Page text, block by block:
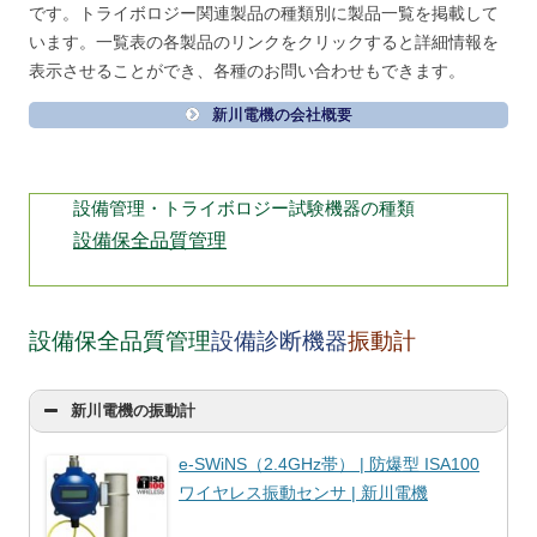
です。トライボロジー関連製品の種類別に製品一覧を掲載して
います。一覧表の各製品のリンクをクリックすると詳細情報を
表示させることができ、各種のお問い合わせもできます。
新川電機の会社概要
設備管理・トライボロジー試験機器の種類
設備保全品質管理
設備保全品質管理設備診断機器振動計
新川電機の振動計
e-SWiNS（2.4GHz帯） | 防爆型 ISA100
ワイヤレス振動センサ | 新川電機